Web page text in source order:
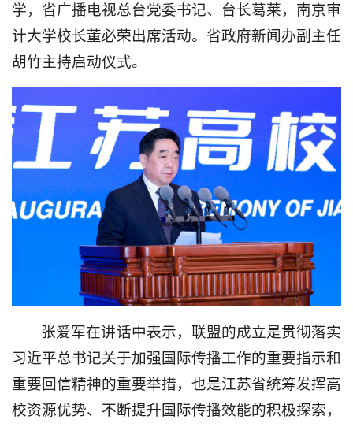
学，省广播电视总台党委书记、台长葛莱，南京审
计大学校长董必荣出席活动。省政府新闻办副主任
胡竹主持启动仪式。
张爱军在讲话中表示，联盟的成立是贯彻落实
习近平总书记关于加强国际传播工作的重要指示和
重要回信精神的重要举措，也是江苏省统筹发挥高
校资源优势、不断提升国际传播效能的积极探索，